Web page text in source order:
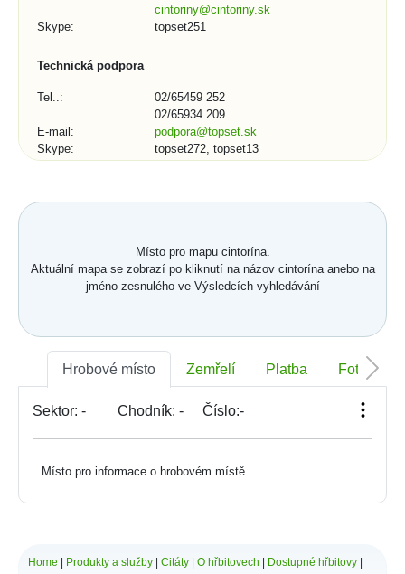
cintoriny@cintoriny.sk
Skype:
topset251
Technická podpora
Tel..:
02/65459 252
02/65934 209
E-mail:
podpora@topset.sk
Skype:
topset272, topset13
*E-mail:
Vaše zpráva:
Místo pro mapu cintorína.
Aktuální mapa se zobrazí po kliknutí na názov cintorína anebo na
jméno zesnulého ve Výsledcích vyhledávání
Hrobové místo Zemřelí Platba Foto
Sektor: - Chodník: - Číslo:-
Místo pro informace o hrobovém místě
Home Produkty a služby Citáty O hřbitovech Dostupné hřbitovy